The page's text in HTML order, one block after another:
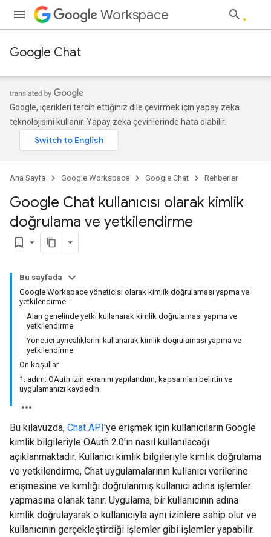
Workspace
Google Chat
Google, içerikleri tercih ettiğiniz dile çevirmek için yapay zeka
teknolojisini kullanır. Yapay zeka çevirilerinde hata olabilir.
Ana Sayfa Google Workspace Google Chat Rehberler
Google Chat kullanıcısı olarak kimlik
doğrulama ve yetkilendirme
bookmark_border
Bu sayfada
Google Workspace yöneticisi olarak kimlik doğrulaması yapma ve
yetkilendirme
Alan genelinde yetki kullanarak kimlik doğrulaması yapma ve
yetkilendirme
Yönetici ayrıcalıklarını kullanarak kimlik doğrulaması yapma ve
yetkilendirme
Ön koşullar
1. adım: OAuth izin ekranını yapılandırın, kapsamları belirtin ve
uygulamanızı kaydedin
Bu kılavuzda, Chat API'ye erişmek için kullanıcıların Google
kimlik bilgileriyle OAuth 2.0'ın nasıl kullanılacağı
açıklanmaktadır. Kullanıcı kimlik bilgileriyle kimlik doğrulama
ve yetkilendirme, Chat uygulamalarının kullanıcı verilerine
erişmesine ve kimliği doğrulanmış kullanıcı adına işlemler
yapmasına olanak tanır. Uygulama, bir kullanıcının adına
kimlik doğrulayarak o kullanıcıyla aynı izinlere sahip olur ve
kullanıcının gerçekleştirdiği işlemler gibi işlemler yapabilir.